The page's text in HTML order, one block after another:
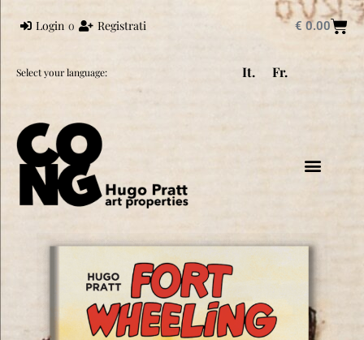
Login o Registrati € 0.00
Select your language: It. Fr.